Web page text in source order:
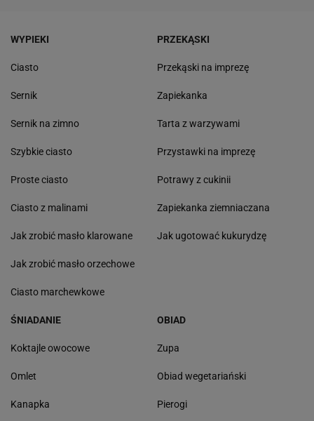
WYPIEKI
Ciasto
Sernik
Sernik na zimno
Szybkie ciasto
Proste ciasto
Ciasto z malinami
Jak zrobić masło klarowane
Jak zrobić masło orzechowe
Ciasto marchewkowe
PRZEKĄSKI
Przekąski na imprezę
Zapiekanka
Tarta z warzywami
Przystawki na imprezę
Potrawy z cukinii
Zapiekanka ziemniaczana
Jak ugotować kukurydzę
ŚNIADANIE
Koktajle owocowe
Omlet
Kanapka
OBIAD
Zupa
Obiad wegetariański
Pierogi